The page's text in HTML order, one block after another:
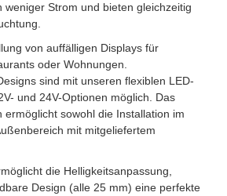
weniger Strom und bieten gleichzeitig
von auffälligen Displays für
oder Wohnungen.
sind mit unseren flexiblen LED-
und 24V-Optionen möglich. Das
ermöglicht sowohl die Installation im
mit mitgeliefertem
die Helligkeitsanpassung,
Design (alle 25 mm) eine perfekte